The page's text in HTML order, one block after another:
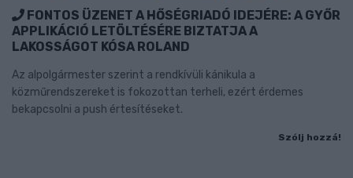
FONTOS ÜZENET A HŐSÉGRIADÓ IDEJÉRE: A GYŐR
APPLIKÁCIÓ LETÖLTÉSÉRE BIZTATJA A
LAKOSSÁGOT KÓSA ROLAND
Az alpolgármester szerint a rendkívüli kánikula a
közműrendszereket is fokozottan terheli, ezért érdemes
bekapcsolni a push értesítéseket.
Szólj hozzá!